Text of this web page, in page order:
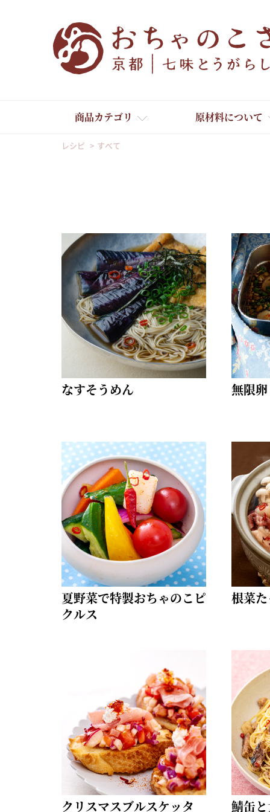
商品カテゴリ
京の一味とうがらし
京の七味とうがらし
柚子薬味・山椒
ラー油
ふりかけ
原材料について
レシピ すべて
なすそうめん 無限卵
夏野菜で特製おちゃのこピ
クルス
根菜
クリスマスブルスケッタ 鯖缶